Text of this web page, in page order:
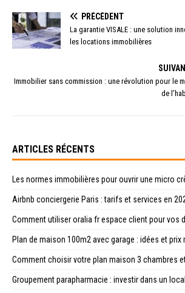
PRÉCÉDENT
La garantie VISALE : une solution
les locations immobilières
Immobilier sans commission : une révolution pour le
de
ARTICLES RÉCENTS
Les normes immobilières pour ouvrir une micro
Airbnb conciergerie Paris : tarifs et services en
Comment utiliser oralia fr espace client pour vos
Plan de maison 100m2 avec garage : idées et prix
Comment choisir votre plan maison 3 chambres
Groupement parapharmacie : investir dans un